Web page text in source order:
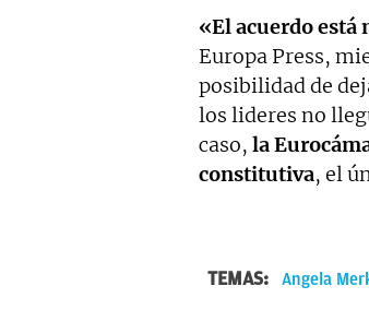
«El acuerdo está
Europa Press,
posibilidad de
los lideres no
caso, la
constitutiva, el
TEMAS: Angela